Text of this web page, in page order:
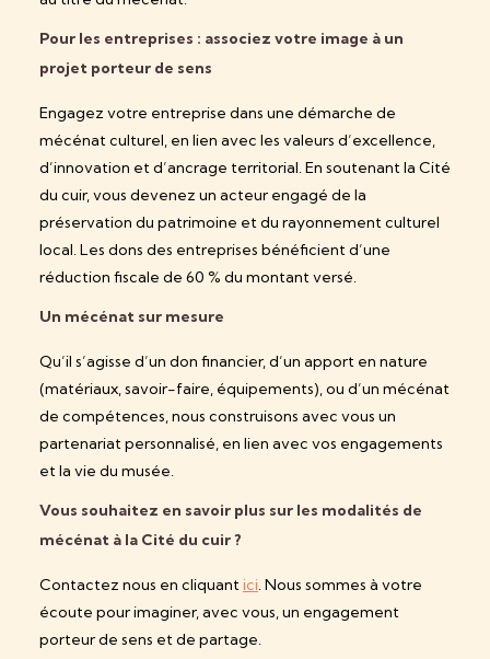
Pour les entreprises : associez votre image à un
projet porteur de sens
Engagez votre entreprise dans une démarche de
mécénat culturel, en lien avec les valeurs d’excellence,
d’innovation et d’ancrage territorial. En soutenant la Cité
du cuir, vous devenez un acteur engagé de la
préservation du patrimoine et du rayonnement culturel
local.Les dons des entreprises bénéficient d’une
réduction fiscale de 60 % du montant versé.
Un mécénat sur mesure
Qu’il s’agisse d’un don financier, d’un apport en nature
(matériaux, savoir-faire, équipements), ou d’un mécénat
de compétences, nous construisons avec vous un
partenariat personnalisé, en lien avec vos engagements
et la vie du musée.
Vous souhaitez en savoir plus sur les modalités de
mécénat à la Cité du cuir ?
Contactez nous en cliquantici. Nous sommes à votre
écoute pour imaginer, avec vous, un engagement
porteur de sens et de partage.